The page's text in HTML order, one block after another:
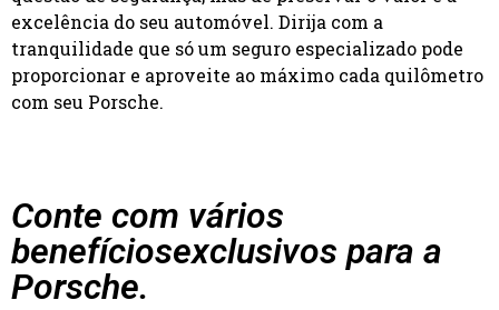
excelência do seu automóvel. Dirija com a
tranquilidade que só um seguro especializado pode
proporcionar e aproveite ao máximo cada quilômetro
com seu Porsche.
Conte com vários
benefíciosexclusivos para a
Porsche.